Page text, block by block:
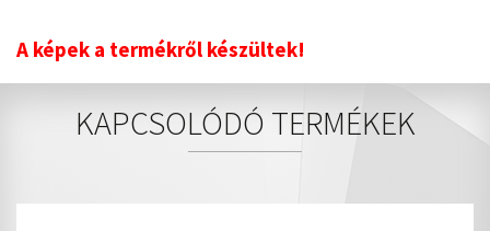
A képek a termékről készültek!
KAPCSOLÓDÓ TERMÉKEK